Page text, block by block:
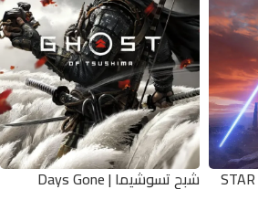
ستار وورز جيدي: سرفايفر | STAR
شبح تسوشيما | Days Gone